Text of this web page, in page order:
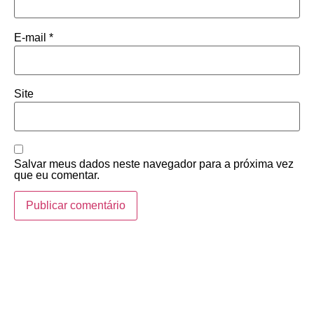
E-mail *
Site
Salvar meus dados neste navegador para a próxima vez
que eu comentar.